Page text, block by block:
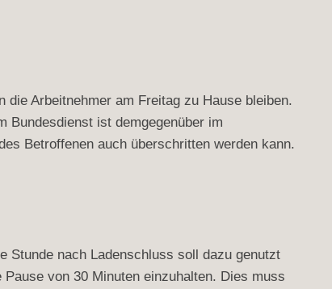
die Arbeitnehmer am Freitag zu Hause bleiben.
Bundesdienst ist demgegenüber im
Betroffenen auch überschritten werden kann.
Stunde nach Ladenschluss soll dazu genutzt
von 30 Minuten einzuhalten. Dies muss